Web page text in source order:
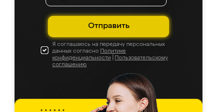
Отправить
Я соглашаюсь на передачу персональных
данных согласно Политике
конфиденциальности
Пользовательскому
соглашению